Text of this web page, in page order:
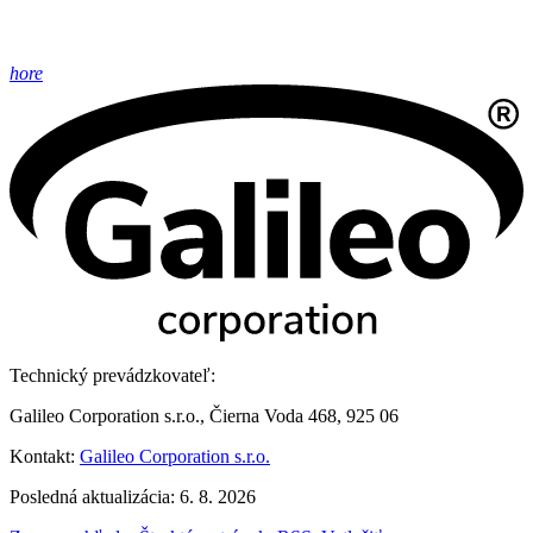
hore
Technický prevádzkovateľ:
Galileo Corporation s.r.o., Čierna Voda 468, 925 06
Kontakt: Galileo Corporation s.r.o.
Posledná aktualizácia: 6. 8. 2026